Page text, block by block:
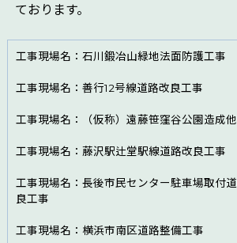
ております。
工事現場名：石川鍛冶山緑地法面防護工事
工事現場名：善行12号線道路改良工事
工事現場名：（仮称）遠藤笹窪谷公園造成
工事現場名：藤沢駅辻堂駅線道路改良工事
工事現場名：長後市民センター駐車場取付
良工事
工事現場名：横浜市南区道路整備工事